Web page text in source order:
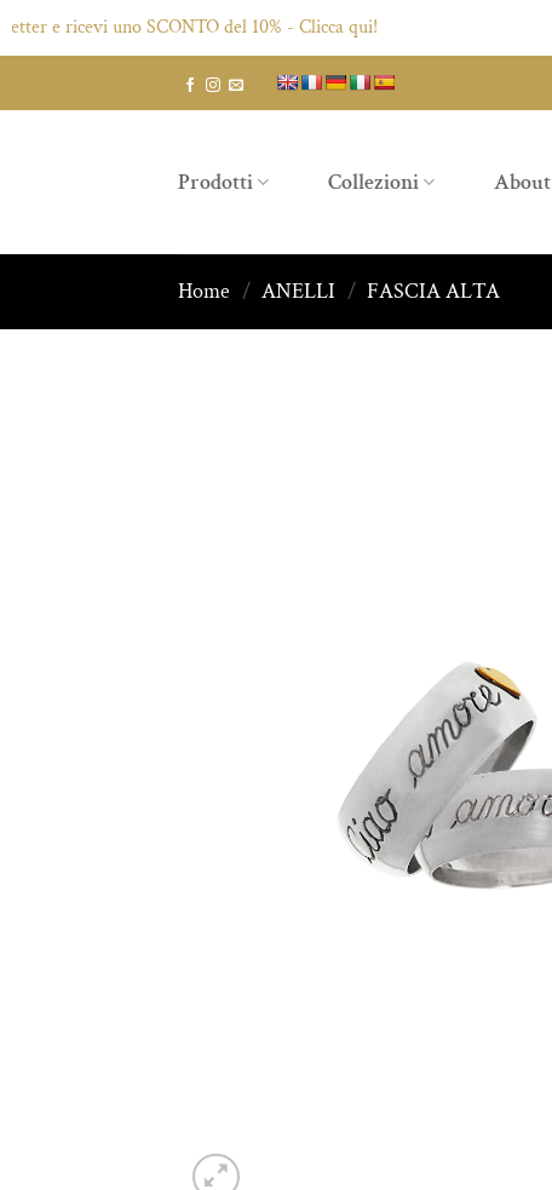
uno SCONTO del 10% - Clicca qui!
Prodotti Collezioni About
Home / ANELLI / FASCIA ALTA